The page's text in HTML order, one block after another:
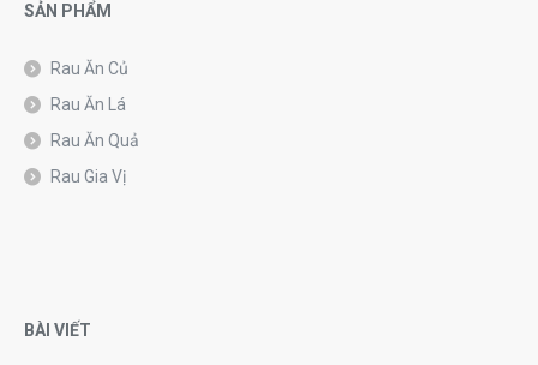
SẢN PHẨM
Rau Ăn Củ
Rau Ăn Lá
Rau Ăn Quả
Rau Gia Vị
BÀI VIẾT